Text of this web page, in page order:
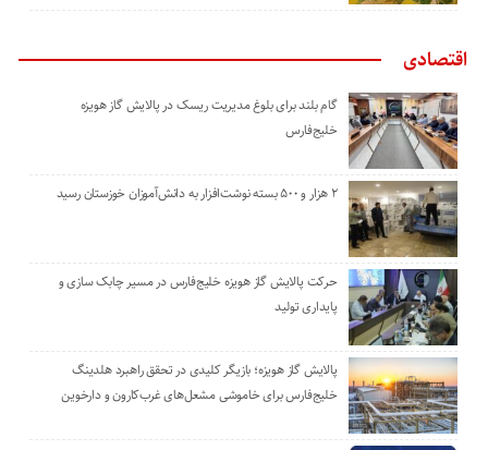
اقتصادی
گام بلند برای بلوغ مدیریت ریسک در پالایش گاز هویزه
خلیج‌فارس
۲ هزار و ۵۰۰ بسته نوشت‌افزار به دانش‌آموزان خوزستان رسید
حرکت پالایش گاز هویزه خلیج‌فارس در مسیر چابک سازی و
پایداری تولید
پالایش گاز هویزه؛ بازیگر کلیدی در تحقق راهبرد هلدینگ
خلیج‌فارس برای خاموشی مشعل‌های غرب‌کارون و دارخوین